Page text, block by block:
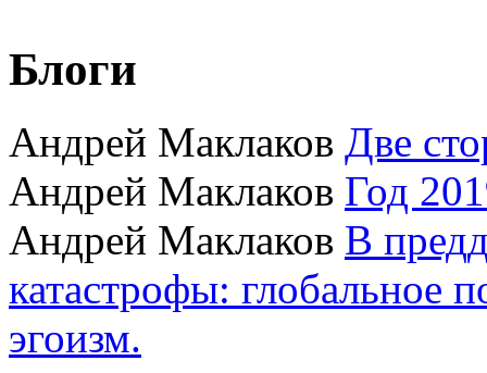
Блоги
Андрей Маклаков Две
Андрей Маклаков Год
Андрей Маклаков В
катастрофы: глобальное
эгоизм.